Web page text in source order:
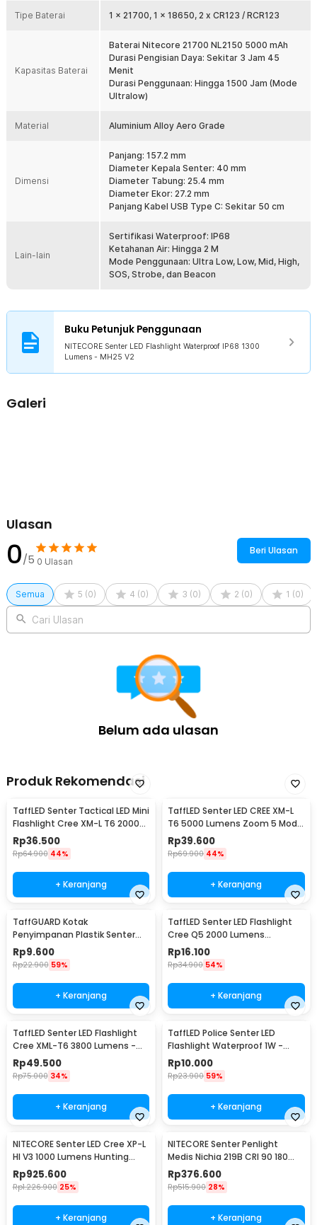
menit untuk mengisi dari kosong hingga penuh.
Tersedia dua mode penggunaan yang dapat dipilih sesuai situasi.
Daily Mode menawarkan berbagai tingkat kecerahan mulai dari
ultra low hingga high serta mode SOS, Beacon, dan Strobe untuk
kebutuhan darurat. Tactical Mode dirancang untuk akses cepat
NITECORE MH25 V2 telah mengantongi sertifikasi IP68 yang
memberikan perlindungan tinggi terhadap debu dan air. Senter LED
ini mampu bertahan saat terkena hujan deras maupun terendam air
hingga kedalaman 2 M. Dengan perlindungan ini, Anda dapat
menggunakan senter LED ini dengan lebih percaya diri pada
Material Aluminium Alloy
Bodi senter LED ini dibuat menggunakan aluminium alloy aero
grade yang terkenal ringan namun sangat kuat. Material ini mampu
memberikan perlindungan optimal terhadap benturan dan
menantang.
Sertifikat Dealer Resmi
Kelengkapan Produk
Rincian yang Anda dapatkan untuk pembelian produk ini:
1 x Baterai 21700 NL2150 5000 mAh
1 x Konverter Baterai
Tipe Baterai 1 x 21700, 1 x 18650, 2 x CR123 / RCR123
Kapasitas Baterai
Baterai Nitecore 21700 NL2150 5000 mAh
Durasi Pengisian Daya: Sekitar 3 Jam 45
Menit
Durasi Penggunaan: Hingga 1500 Jam (Mode
Ultralow)
Material Aluminium Alloy Aero Grade
Dimensi
Panjang: 157.2 mm
Diameter Kepala Senter: 40 mm
Diameter Tabung: 25.4 mm
Diameter Ekor: 27.2 mm
Panjang Kabel USB Type C: Sekitar 50 cm
Lain-lain
Sertifikasi Waterproof: IP68
Ketahanan Air: Hingga 2 M
Mode Penggunaan: Ultra Low, Low, Mid, High,
SOS, Strobe, dan Beacon
Buku Petunjuk Penggunaan
NITECORE Senter LED Flashlight Waterproof IP68 1300
Lumens - MH25 V2
Galeri
Ulasan
0/5 0 Ulasan
Beri Ulasan
Semua 5 (0) 4 (0) 3 (0) 2 (0) 1 (0)
Cari Ulasan
Belum ada ulasan
Produk Rekomendasi
TaffLED Senter Tactical LED Mini
Flashlight Cree XM-L T6 2000
Lumens - E17
Rp36.500
Rp64.900 44%
+ Keranjang
TaffLED Senter LED CREE XM-L
T6 5000 Lumens Zoom 5 Mode
Baterai 26650 - E97
Rp39.600
Rp69.900 44%
+ Keranjang
TaffGUARD Kotak
Penyimpanan Plastik Senter
LED Box 18x11.5x4.7cm - FN10
Rp9.600
Rp22.900 59%
+ Keranjang
TaffLED Senter LED Flashlight
Cree Q5 2000 Lumens
Aluminium Steel - LFU01
Rp16.100
Rp34.900 54%
+ Keranjang
TaffLED Senter LED Flashlight
Cree XML-T6 3800 Lumens -
E27
Rp49.500
Rp75.000 34%
+ Keranjang
TaffLED Police Senter LED
Flashlight Waterproof 1W -
TAC2L
Rp10.000
Rp23.900 59%
+ Keranjang
NITECORE Senter LED Cree XP-L
HI V3 1000 Lumens Hunting
Flashlight - New P30
Rp925.600
Rp1.226.900 25%
+ Keranjang
NITECORE Senter Penlight
Medis Nichia 219B CRI 90 180
Lumens IPX8 - MT06MD
Rp376.600
Rp515.900 28%
+ Keranjang